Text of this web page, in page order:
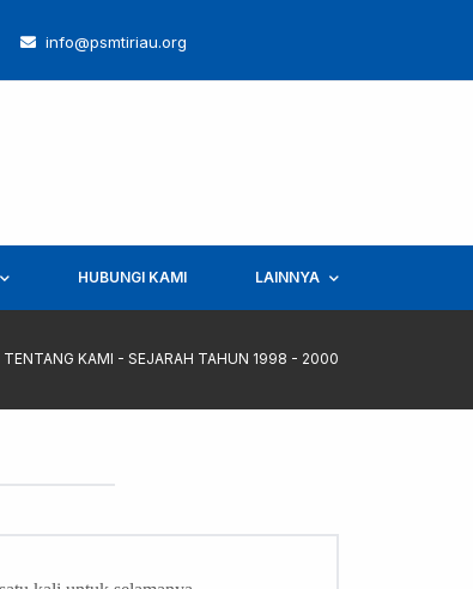
info@psmtiriau.org
HUBUNGI KAMI LAINNYA
TENTANG KAMI - SEJARAH TAHUN 1998 - 2000